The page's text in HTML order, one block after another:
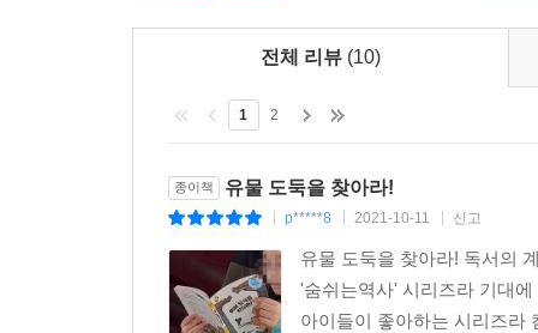
빼앗아갔다. 해외로 나간 우리 문화재 중에는 아
용감하게 범인을 찾아 나선 아이들은 생명의
우리 유물을 찾고 지키는 박물관장이 꿈인 순금
어른이 되면 세상을 바꿀 수 있을 거라는 기대와
‘금관총 유물 도난 사건’의 범인을 찾아 나선 용
아이들과 한 팀이 되어 범인을 찾는 흥미진진함을
전체 리뷰 (10)
1 2
종이책 유물 도둑을 찾아라!
p*****8 2021-10-11 신고
유물 도둑을 찾아라! 독서의
'숨쉬는역사' 시리즈라 기대
아이들이 좋아하는 시리즈라